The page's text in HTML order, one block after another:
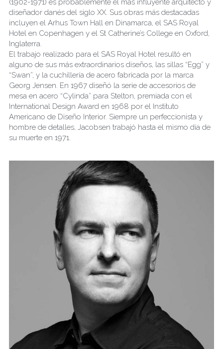
(1902-1971) es probablemente el más influyente arquitecto y
diseñador danés del siglo XX. Sus obras más destacadas
incluyen el Arhus Town Hall en Dinamarca, el SAS Royal
Hotel en Copenhagen y el St Catherine’s College en Oxford,
Inglaterra.
El trabajo realizado para el SAS Royal Hotel resultó en
alguno de sus más extraordinarios diseños, las sillas “Egg” y
“Swan”, y la cuchillería de acero fabricada por la marca
Georg Jensen. En 1967 diseñó la serie de accesorios de
mesa en acero “Cylinda” para Stelton, premiada con el
International Design Award en 1968 por el Instituto
Americano de Diseño Interior. Siempre un perfeccionista y
hombre de detalles, Jacobsen trabajó hasta el mismo día de
su muerte en 1971.